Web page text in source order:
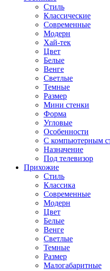
Стиль
Классические
Современные
Модерн
Хай-тек
Цвет
Белые
Венге
Светлые
Темные
Размер
Мини стенки
Форма
Угловые
Особенности
С компьютерным
Назначение
Под телевизор
Прихожие
Стиль
Классика
Современные
Модерн
Цвет
Белые
Венге
Светлые
Темные
Размер
Малогабаритные